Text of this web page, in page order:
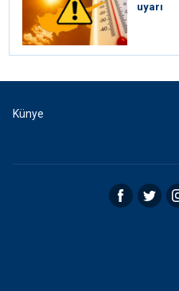
uyarı
Künye
Facebook Twitter